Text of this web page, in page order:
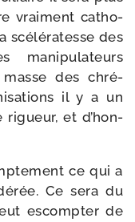
vrai­ment catho­
scé­lé­ra­tesse des
mani­pu­la­teurs
des chré­
il y a un
rigueur, et d’hon­
ce qui a
Ce sera du
escomp­ter de